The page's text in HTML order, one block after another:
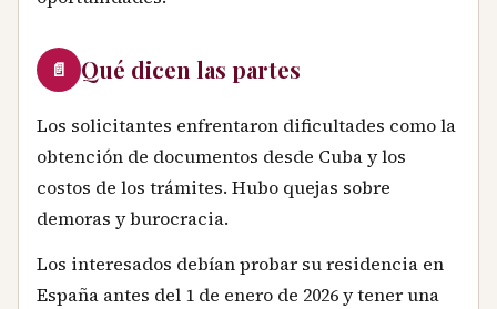
📄 Qué dicen las partes
Los solicitantes enfrentaron dificultades como la
obtención de documentos desde Cuba y los
costos de los trámites. Hubo quejas sobre
demoras y burocracia.
Los interesados debían probar su residencia en
España antes del 1 de enero de 2026 y tener una